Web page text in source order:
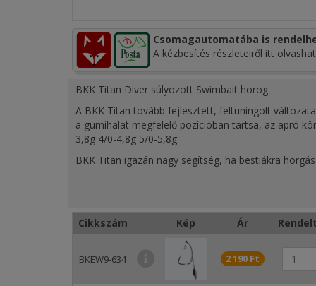
Csomagautomatába is
A kézbesítés részleteiről itt
BKK Titan Diver súlyozott Swimbait horog
A BKK Titan tovább fejlesztett, feltuningolt
a gumihalat megfelelő pozícióban tartsa, az apró
3,8g 4/0-4,8g 5/0-5,8g
BKK Titan igazán nagy segítség, ha bestiákra
Több mint egyéves teszt, különböző halfajokkal
A horog rugóval van felszerelve, ami megkönnyíti
a csali ne mozduljon el.
Ami még lényeges, hogy kifejezetten hosszú a
tartja a halat, lehetetlenné teszi, hogy kirázza.
A horog tűhegyes az a ragadós féle, már attól
Cikkszám Kép Ár
BKEW9-634 2 190 Ft